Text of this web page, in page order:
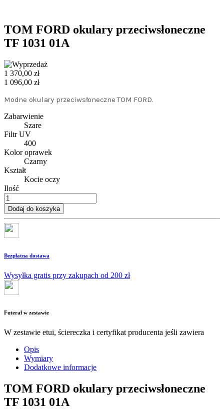
TOM FORD okulary przeciwsłoneczne
TF 1031 01A
1 370,00 zł
1 096,00 zł
Modne okulary przeciwsłoneczne TOM FORD.
Zabarwienie
Szare
Filtr UV
400
Kolor oprawek
Czarny
Kształt
Kocie oczy
Ilość
Dodaj do koszyka
Bezpłatna dostawa
Wysyłka gratis przy zakupach od 200 zł
Futerał w zestawie
W zestawie etui, ściereczka i certyfikat producenta jeśli zawiera
Opis
Wymiary
Dodatkowe informacje
TOM FORD okulary przeciwsłoneczne
TF 1031 01A